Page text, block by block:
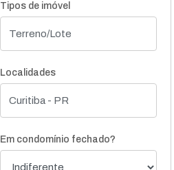
Tipos de imóvel
Localidades
Em condomínio fechado?